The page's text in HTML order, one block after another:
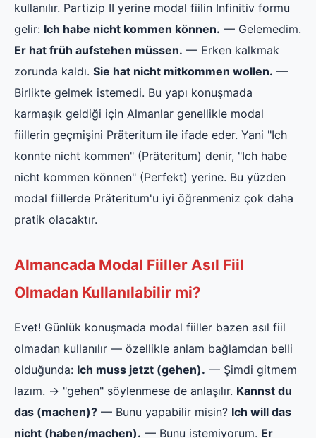
kullanılır. Partizip II yerine modal fiilin Infinitiv formu
gelir: Ich habe nicht kommen können. — Gelemedim.
Er hat früh aufstehen müssen. — Erken kalkmak
zorunda kaldı. Sie hat nicht mitkommen wollen. —
Birlikte gelmek istemedi. Bu yapı konuşmada
karmaşık geldiği için Almanlar genellikle modal
fiillerin geçmişini Präteritum ile ifade eder. Yani "Ich
konnte nicht kommen" (Präteritum) denir, "Ich habe
nicht kommen können" (Perfekt) yerine. Bu yüzden
modal fiillerde Präteritum'u iyi öğrenmeniz çok daha
pratik olacaktır.
Almancada Modal Fiiller Asıl Fiil
Olmadan Kullanılabilir mi?
Evet! Günlük konuşmada modal fiiller bazen asıl fiil
olmadan kullanılır — özellikle anlam bağlamdan belli
olduğunda: Ich muss jetzt (gehen). — Şimdi gitmem
lazım. → "gehen" söylenmese de anlaşılır. Kannst du
das (machen)? — Bunu yapabilir misin? Ich will das
nicht (haben/machen). — Bunu istemiyorum. Er